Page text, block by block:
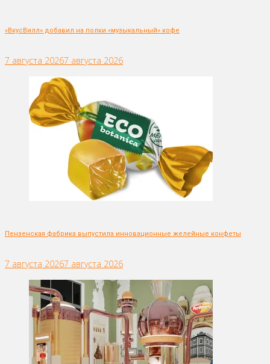
«ВкусВилл» добавил на полки «музыкальный» кофе
7 августа 20267 августа 2026
Пензенская фабрика выпустила инновационные желейные конфеты
7 августа 20267 августа 2026